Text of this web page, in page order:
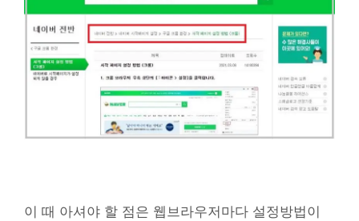
이 때 아셔야 할 점은 웹브라우저마다 설정방법이